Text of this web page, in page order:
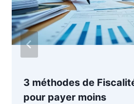
3 méthodes de
pour payer moins